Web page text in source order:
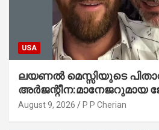
USA
ലയണൽ മെസ്സിയുടെ
അർജന്റീന:മാനേജറുമായ
അന്തരിച്ചു
August 9, 2026 P P Cherian